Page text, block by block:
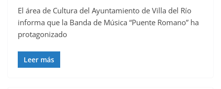
El área de Cultura del Ayuntamiento de Villa del Río
informa que la Banda de Música “Puente Romano” ha
protagonizado
Leer más